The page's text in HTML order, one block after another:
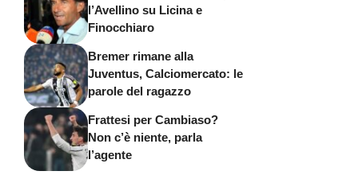
l’Avellino su Licina e
Finocchiaro
Bremer rimane alla
Juventus, Calciomercato: le
parole del ragazzo
Frattesi per Cambiaso?
Non c’è niente, parla
l’agente